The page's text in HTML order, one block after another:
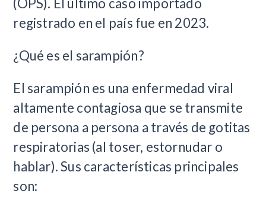
registrado en el país fue en 2023.
¿Qué es el sarampión?
El sarampión es una enfermedad viral
altamente contagiosa que se transmite
de persona a persona a través de gotitas
respiratorias (al toser, estornudar o
hablar). Sus características principales
son: